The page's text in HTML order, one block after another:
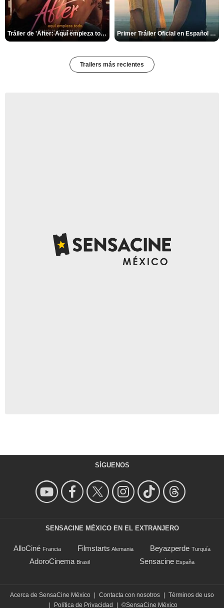
Tráiler de 'After: Aquí empieza todo' Primer Tráiler Oficial en Español de 'Heartstopper Forever'
Trailers más recientes
SÍGUENOS
SENSACINE MÉXICO EN EL EXTRANJERO
AlloCiné Francia Filmstarts Alemania Beyazperde Turquía
AdoroCinema Brasil Sensacine España
Acerca de SensaCine México Contacta con nosotros
Términos de uso
Política de Privacidad ©SensaCine México